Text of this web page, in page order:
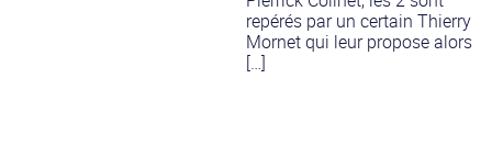
repérés par un certain Thierry
Mornet qui leur propose alors
[…]